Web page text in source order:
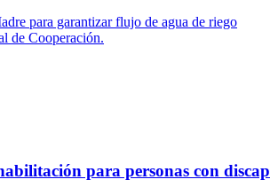
para garantizar flujo de agua de riego
de Cooperación.
para personas con